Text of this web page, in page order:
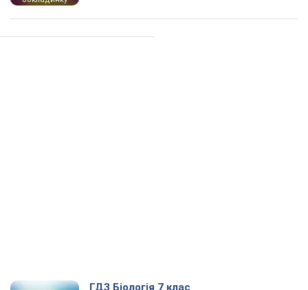
ГДЗ Біологія 7 клас